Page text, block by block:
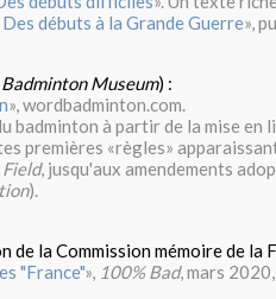
débuts à la Grande Guerre»,
Museum) :
», wordbadminton.com.
badminton à partir de la mise en
premières «règles»
Field, jusqu'aux amendements
).
de la Commission mémoire de la
"France"», 100% Bad, mars